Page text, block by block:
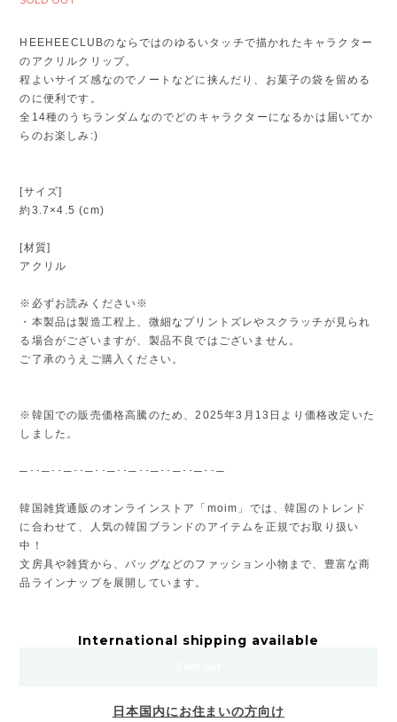
HEEHEECLUBのならではのゆるいタッチで描かれたキャラクター
のアクリルクリップ。
程よいサイズ感なのでノートなどに挟んだり、お菓子の袋を留める
のに便利です。
全14種のうちランダムなのでどのキャラクターになるかは届いてか
らのお楽しみ:)
[サイズ]
約3.7×4.5 (cm)
[材質]
アクリル
※必ずお読みください※
・本製品は製造工程上、微細なプリントズレやスクラッチが見られ
る場合がございますが、製品不良ではございません。
ご了承のうえご購入ください。
※韓国での販売価格高騰のため、2025年3月13日より価格改定いた
しました。
─･･─･･─･･─･･─･･─･･─･･─･･─･･─
韓国雑貨通販のオンラインストア「moim」では、韓国のトレンド
に合わせて、人気の韓国ブランドのアイテムを正規でお取り扱い
中！
文房具や雑貨から、バッグなどのファッション小物まで、豊富な商
品ラインナップを展開しています。
International shipping available
日本国内にお住まいの方向け